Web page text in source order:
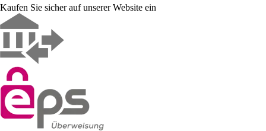
Kaufen Sie sicher auf unserer Website ein